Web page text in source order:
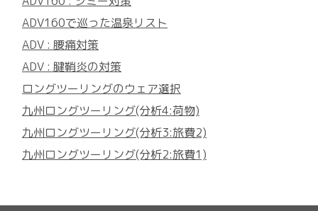
ADV160で巡った温泉リスト
ADV : 腰痛対策
ADV : 腱鞘炎の対策
ロングツーリングのウェア選択
九州ロングツーリング(分析4:荷物)
九州ロングツーリング(分析3:旅費2)
九州ロングツーリング(分析2:旅費1)